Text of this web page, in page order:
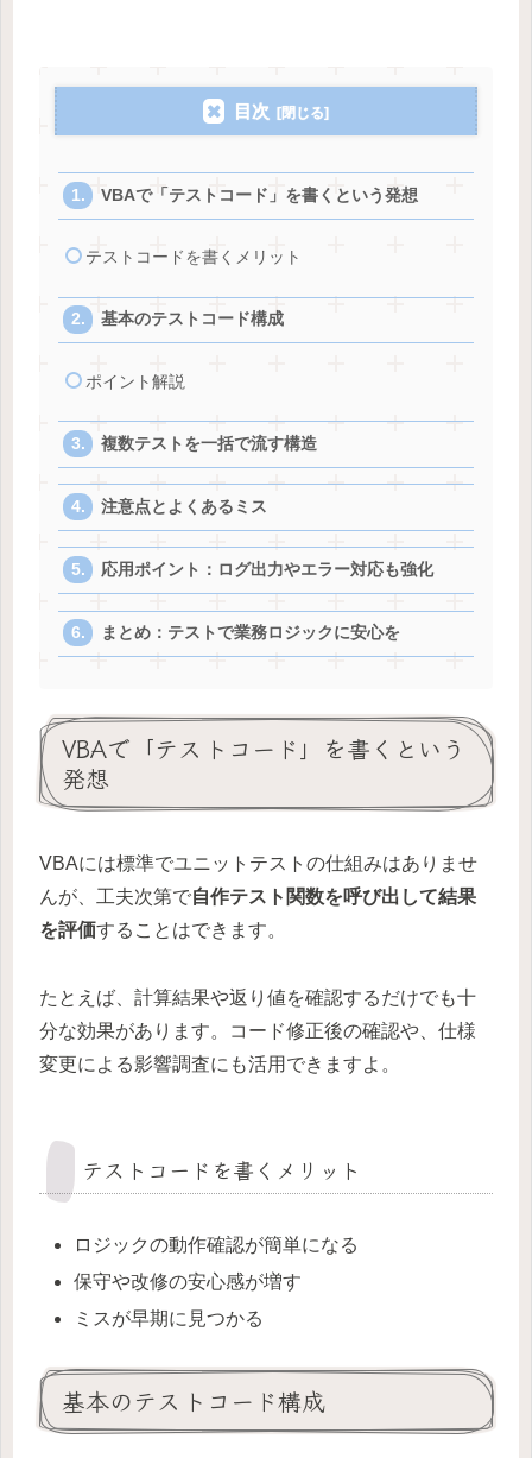
目次
VBAで「テストコード」を書くという発想
テストコードを書くメリット
基本のテストコード構成
ポイント解説
複数テストを一括で流す構造
注意点とよくあるミス
応用ポイント：ログ出力やエラー対応も強化
まとめ：テストで業務ロジックに安心を
VBAで「テストコード」を書くという
発想
VBAには標準でユニットテストの仕組みはありませ
んが、工夫次第で自作テスト関数を呼び出して結果
を評価することはできます。
たとえば、計算結果や返り値を確認するだけでも十
分な効果があります。コード修正後の確認や、仕様
変更による影響調査にも活用できますよ。
テストコードを書くメリット
ロジックの動作確認が簡単になる
保守や改修の安心感が増す
ミスが早期に見つかる
基本のテストコード構成